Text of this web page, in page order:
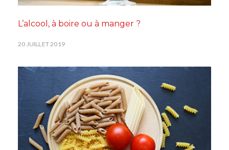
L’alcool, à boire ou à manger ?
20 JUILLET 2019